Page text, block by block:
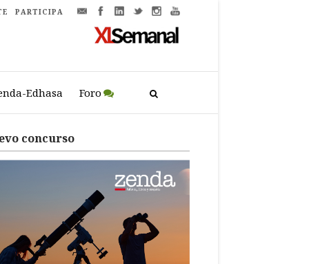
PARTICIPA
Edhasa Foro
concurso